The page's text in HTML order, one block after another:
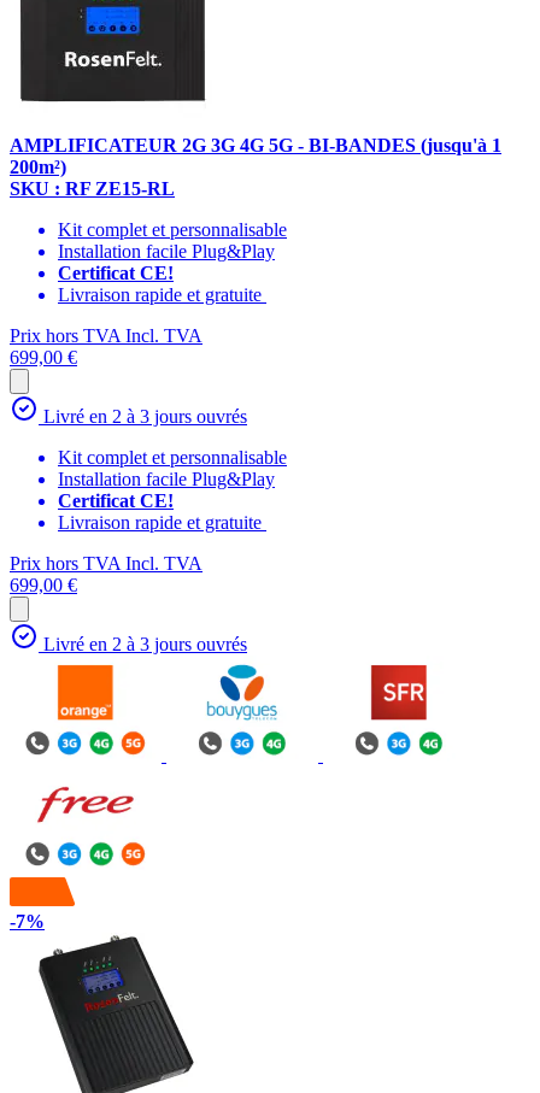
AMPLIFICATEUR 2G 3G 4G 5G - BI-BANDES (jusqu'à 1
200m²)
SKU : RF ZE15-RL
Kit complet et personnalisable
Installation facile Plug&Play
Certificat CE!
Livraison rapide et gratuite
Prix hors TVAIncl. TVA
699,00 €
Livré en 2 à 3 jours ouvrés
Kit complet et personnalisable
Installation facile Plug&Play
Certificat CE!
Livraison rapide et gratuite
Prix hors TVAIncl. TVA
699,00 €
Livré en 2 à 3 jours ouvrés
-7%